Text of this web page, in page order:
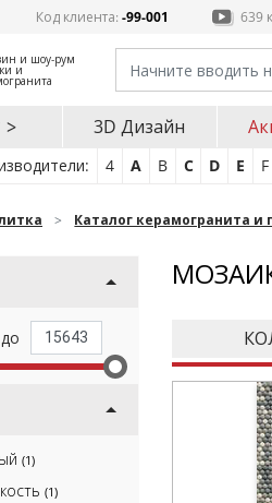
Код клиента:-99-001 639
и шоу-рум
и
3D Дизайн
4 A B C D E F
Каталог керамогранита и
(1)
(1)